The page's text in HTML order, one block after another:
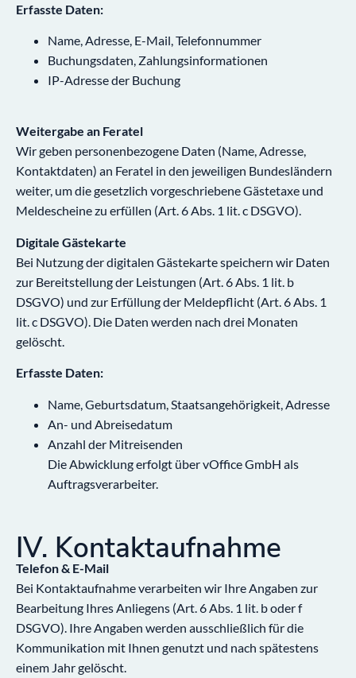
Erfasste Daten:
Name, Adresse, E-Mail, Telefonnummer
Buchungsdaten, Zahlungsinformationen
IP-Adresse der Buchung
Weitergabe an Feratel
Wir geben personenbezogene Daten (Name, Adresse,
Kontaktdaten) an Feratel in den jeweiligen Bundesländern
weiter, um die gesetzlich vorgeschriebene Gästetaxe und
Meldescheine zu erfüllen (Art. 6 Abs. 1 lit. c DSGVO).
Digitale Gästekarte
Bei Nutzung der digitalen Gästekarte speichern wir Daten
zur Bereitstellung der Leistungen (Art. 6 Abs. 1 lit. b
DSGVO) und zur Erfüllung der Meldepflicht (Art. 6 Abs. 1
lit. c DSGVO). Die Daten werden nach drei Monaten
gelöscht.
Erfasste Daten:
Name, Geburtsdatum, Staatsangehörigkeit, Adresse
An- und Abreisedatum
Anzahl der Mitreisenden
Die Abwicklung erfolgt über vOffice GmbH als
Auftragsverarbeiter.
IV. Kontaktaufnahme
Telefon & E-Mail
Bei Kontaktaufnahme verarbeiten wir Ihre Angaben zur
Bearbeitung Ihres Anliegens (Art. 6 Abs. 1 lit. b oder f
DSGVO). Ihre Angaben werden ausschließlich für die
Kommunikation mit Ihnen genutzt und nach spätestens
einem Jahr gelöscht.